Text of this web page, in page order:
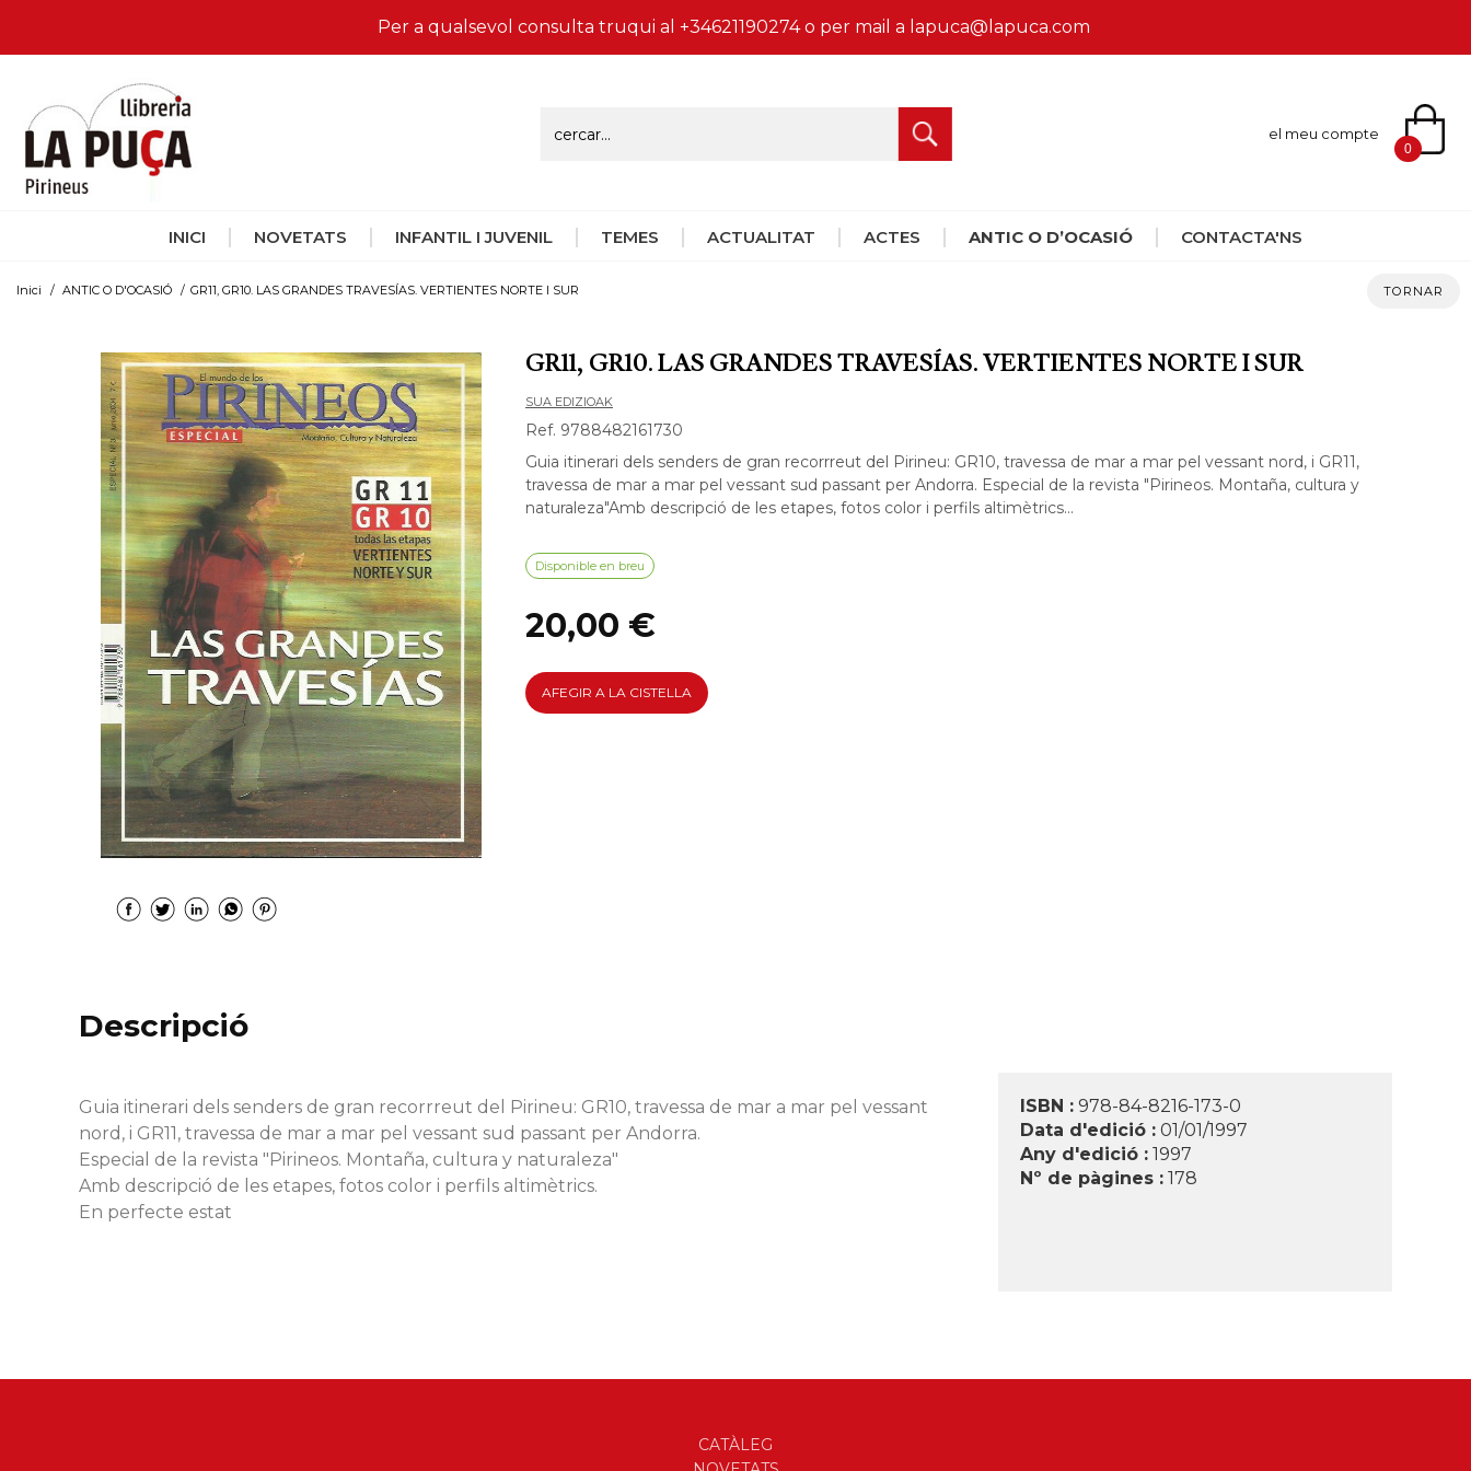
Per a qualsevol consulta truqui al +34621190274 o per mail a lapuca@lapuca.com
el meu compte
0
INICI NOVETATS INFANTIL I JUVENIL TEMES ACTUALITAT ACTES ANTIC O D’OCASIÓ CONTACTA'NS
Inici / ANTIC O D'OCASIÓ / GR11, GR10. LAS GRANDES TRAVESÍAS. VERTIENTES NORTE I SUR TORNAR
GR11, GR10. LAS GRANDES TRAVESÍAS. VERTIENTES NORTE I SUR
SUA EDIZIOAK
Ref. 9788482161730
Guia itinerari dels senders de gran recorrreut del Pirineu: GR10, travessa de mar a mar pel vessant nord, i GR11,
travessa de mar a mar pel vessant sud passant per Andorra. Especial de la revista "Pirineos. Montaña, cultura y
naturaleza"Amb descripció de les etapes, fotos color i perfils altimètrics...
Disponible en breu
20,00 €
AFEGIR A LA CISTELLA
Descripció
ISBN : 978-84-8216-173-0
Data d'edició : 01/01/1997
Any d'edició : 1997
Nº de pàgines : 178
Guia itinerari dels senders de gran recorrreut del Pirineu: GR10, travessa de mar a mar pel vessant
nord, i GR11, travessa de mar a mar pel vessant sud passant per Andorra.
Especial de la revista "Pirineos. Montaña, cultura y naturaleza"
Amb descripció de les etapes, fotos color i perfils altimètrics.
En perfecte estat
CATÀLEG